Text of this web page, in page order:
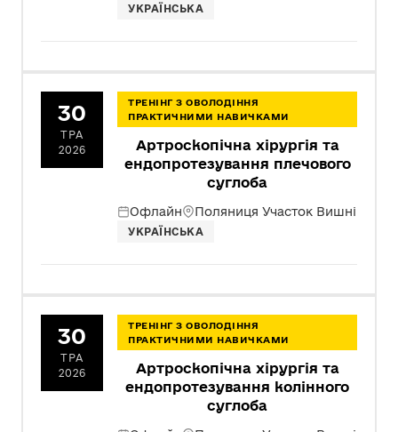
УКРАЇНСЬКА
30
ТРА
2026
ТРЕНІНГ З ОВОЛОДІННЯ
ПРАКТИЧНИМИ НАВИЧКАМИ
Артроскопічна хірургія та
ендопротезування плечового
суглоба
Офлайн Поляниця Участок Вишні
УКРАЇНСЬКА
30
ТРА
2026
ТРЕНІНГ З ОВОЛОДІННЯ
ПРАКТИЧНИМИ НАВИЧКАМИ
Артроскопічна хірургія та
ендопротезування колінного
суглоба